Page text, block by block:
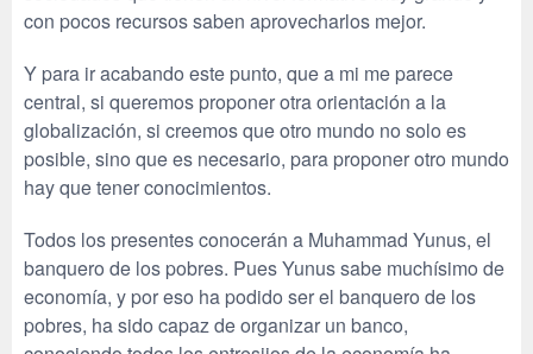
con pocos recursos saben aprovecharlos mejor.
Y para ir acabando este punto, que a mi me parece
central, si queremos proponer otra orientación a la
globalización, si creemos que otro mundo no solo es
posible, sino que es necesario, para proponer otro mundo
hay que tener conocimientos.
Todos los presentes conocerán a Muhammad Yunus, el
banquero de los pobres. Pues Yunus sabe muchísimo de
economía, y por eso ha podido ser el banquero de los
pobres, ha sido capaz de organizar un banco,